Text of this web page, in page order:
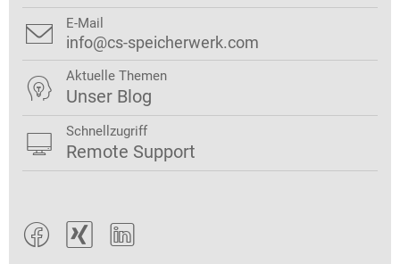
  
 E-Mail
info@cs-speicherwerk.com
 Aktuelle Themen
Unser Blog
 Schnellzugriff
Remote Support